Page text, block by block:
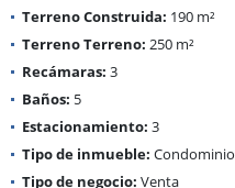
Terreno Construida: 190 m²
Terreno Terreno: 250 m²
Recámaras: 3
Baños: 5
Estacionamiento: 3
Tipo de inmueble: Condominio
Tipo de negocio: Venta